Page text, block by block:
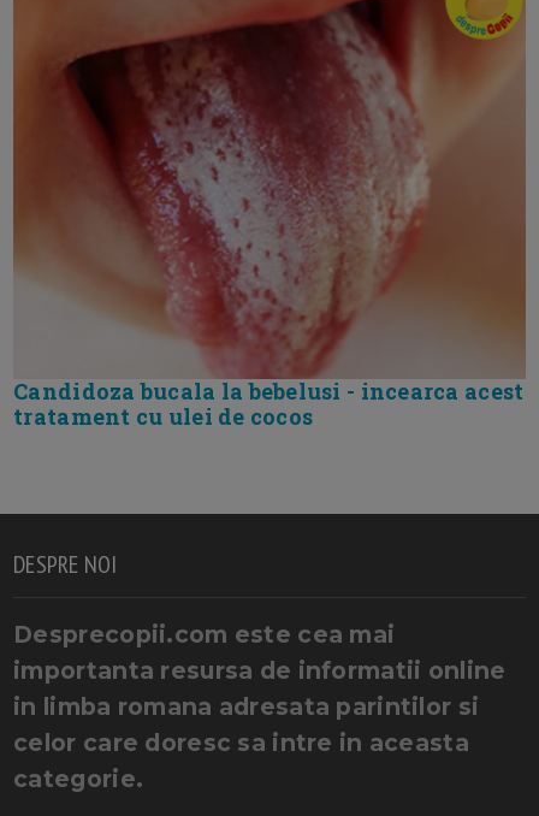
Candidoza bucala la bebelusi - incearca acest
tratament cu ulei de cocos
DESPRE NOI
Desprecopii.com este cea mai
importanta resursa de informatii online
in limba romana adresata parintilor si
celor care doresc sa intre in aceasta
categorie.